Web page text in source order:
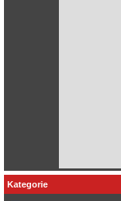
Kategorie